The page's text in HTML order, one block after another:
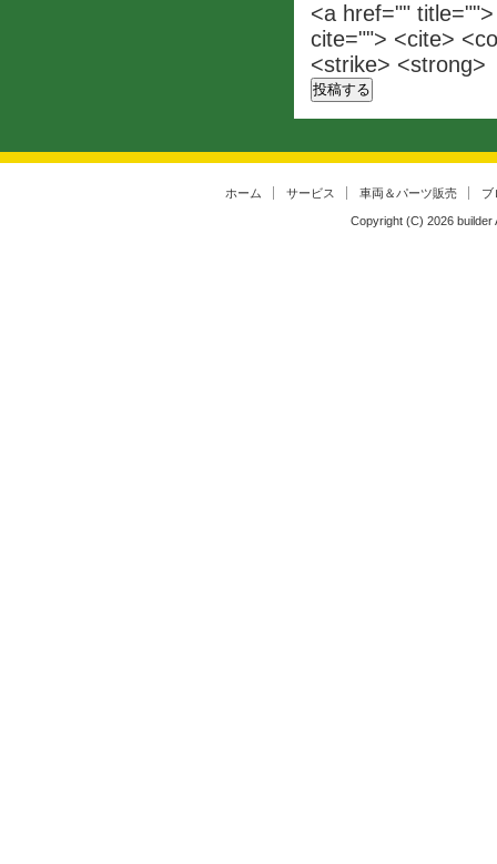
<a href=""
cite=""> <cite>
<strike> <strong>
ホーム サービス 車両＆パーツ販売 ブ
Copyright (C) 2026 builder